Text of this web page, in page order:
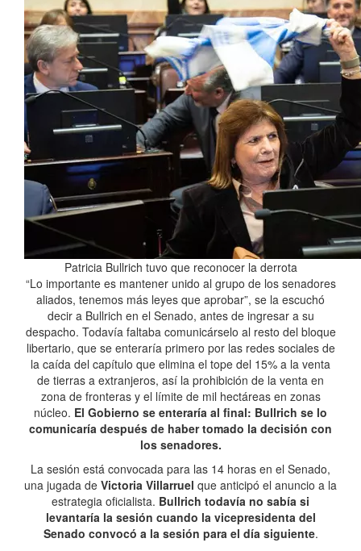
Patricia Bullrich tuvo que reconocer la derrota
“Lo importante es mantener unido al grupo de los senadores
aliados, tenemos más leyes que aprobar”, se la escuchó
decir a Bullrich en el Senado, antes de ingresar a su
despacho. Todavía faltaba comunicárselo al resto del bloque
libertario, que se enteraría primero por las redes sociales de
la caída del capítulo que elimina el tope del 15% a la venta
de tierras a extranjeros, así la prohibición de la venta en
zona de fronteras y el límite de mil hectáreas en zonas
núcleo. El Gobierno se enteraría al final: Bullrich se lo
comunicaría después de haber tomado la decisión con
los senadores.
La sesión está convocada para las 14 horas en el Senado,
una jugada de Victoria Villarruel que anticipó el anuncio a la
estrategia oficialista. Bullrich todavía no sabía si
levantaría la sesión cuando la vicepresidenta del
Senado convocó a la sesión para el día siguiente.